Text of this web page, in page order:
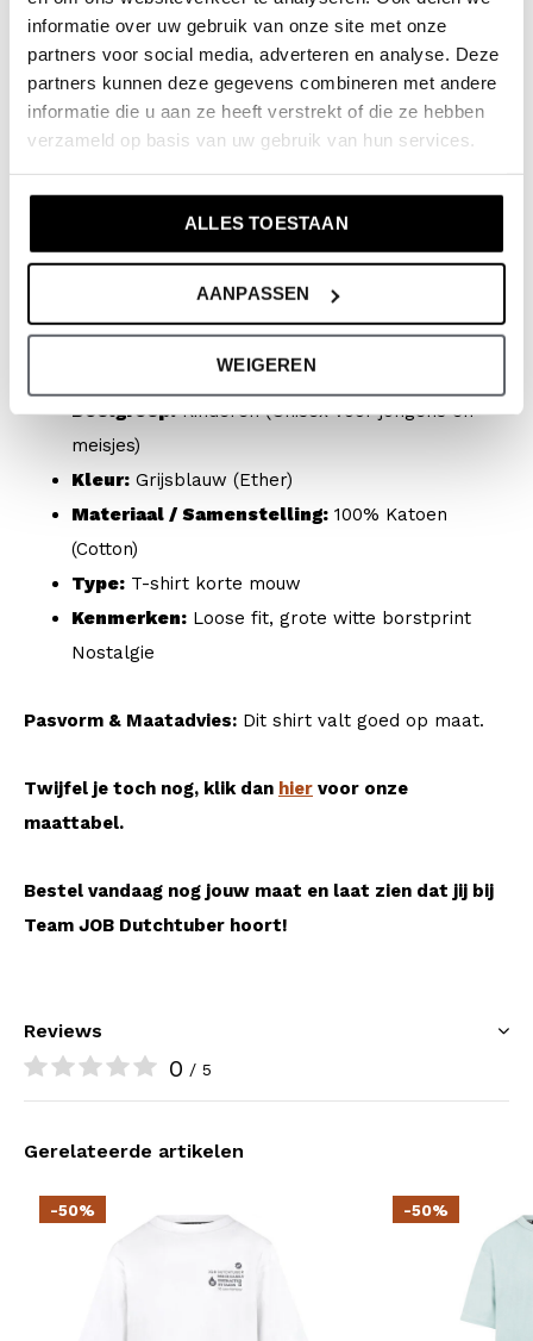
informatie over uw gebruik van onze site met onze
partners voor social media, adverteren en analyse. Deze
partners kunnen deze gegevens combineren met andere
informatie die u aan ze heeft verstrekt of die ze hebben
verzameld op basis van uw gebruik van hun services.
ALLES TOESTAAN
AANPASSEN
WEIGEREN
110/116
122/128
134/140
146/152
158/164
Artikelnummer:NX58169-1
Collectie:No Way Monday x JOB Dutchtuber
Spring/Summer 2026 (Zomercollectie)
Doelgroep:Kinderen (Unisex voor jongens en
meisjes)
Kleur: Grijsblauw (Ether)
Materiaal / Samenstelling: 100% Katoen
(Cotton)
Type: T-shirt korte mouw
Kenmerken: Loose fit, grote witte borstprint
Nostalgie
Pasvorm & Maatadvies: Dit shirt valt goed op maat.
Twijfel je toch nog, klik dan hier voor onze
maattabel.
Bestel vandaag nog jouw maat en laat zien dat jij bij
Team JOB Dutchtuber hoort!
Reviews
0 / 5
Gerelateerde artikelen
-50% -50%